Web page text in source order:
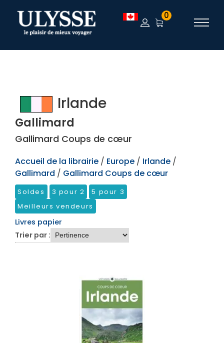
TEST 0
Irlande
Gallimard
Gallimard Coups de cœur
Accueil de la librairie / Europe / Irlande /
Gallimard / Gallimard Coups de cœur
Soldes 3 pour 2
5 pour 3
Meilleurs vendeurs
Livres papier
Trier par :